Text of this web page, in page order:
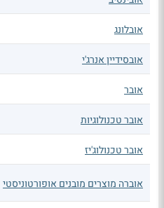
אובלונג
אובסידיין אנרג'י
אובר
אובר טכנולוגיות
אובר טכנולוג'יז
אוברה מוצרים מובנים אופורטוניסטי